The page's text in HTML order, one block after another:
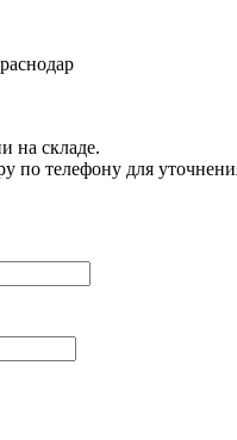
на складе.
по телефону для